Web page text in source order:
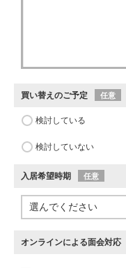
買い替えのご予定 任意
検討している
検討していない
入居希望時期 任意
オンラインによる面会対応